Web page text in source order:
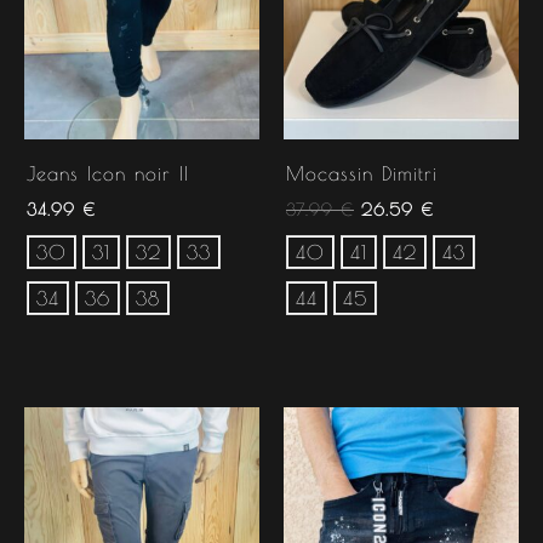
Jeans Icon noir II
34.99 €
30 31 32 33
34 36 38
Mocassin Dimitri
37.99€ 26.59 €
40 41 42 43
44 45